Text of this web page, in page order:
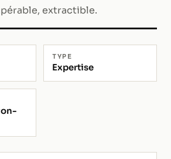
extractible.
TYPE
Expertise